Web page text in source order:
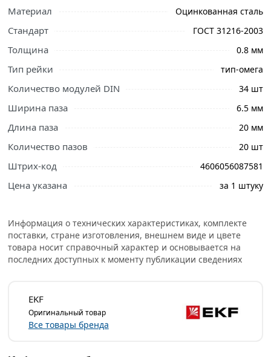
описанием и отзывами о товаре, чтобы сделать
правильный выбор и заказать онлайн. Наши
профессиональные менеджеры обработают заказ и
свяжутся с Вами для согласования условий доставки
DIN-рейка L600 перфорированная IEK YDN10-0060
выключателей, модульного оборудования и другой
аппаратуры.
Изготавливается из оцинкованной стали. Наличие
перфорации обеспечивает удобство монтажа
для автоматических выключателей модульных,
для распределительных щитов,
Условия доставки и цены на товар DIN-рейка L600
перфорированная IEK YDN10-0060 из категории
Крепление для кабелядействительны в Москве и
Материал Оцинкованная сталь
Стандарт ГОСТ 31216-2003
Толщина 0.8 мм
Тип рейки тип-омега
Количество модулей DIN 34 шт
Ширина паза 6.5 мм
Длина паза 20 мм
Количество пазов 20 шт
Штрих-код 4606056087581
Цена указана за 1 штуку
Информация о технических характеристиках, комплекте
поставки, стране изготовления, внешнем виде и цвете
товара носит справочный характер и основывается на
последних доступных к моменту публикации сведениях
EKF
Оригинальный товар
Все товары бренда